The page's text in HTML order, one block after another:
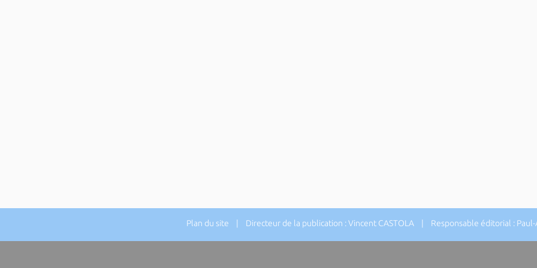
Plan du site | Directeur de la publication : Vincent CASTOLA | Responsable éditorial : Paul-